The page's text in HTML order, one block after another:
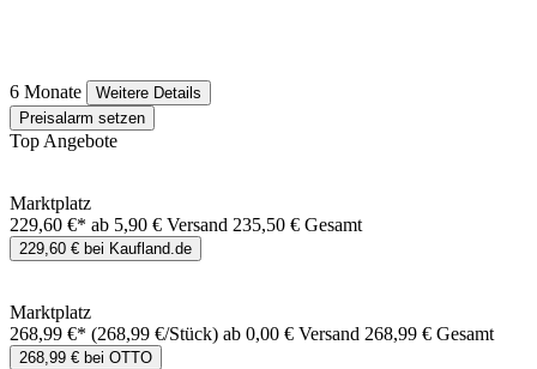
6 Monate
Weitere Details
Preisalarm setzen
Top Angebote
Marktplatz
229,60 €* ab 5,90 € Versand 235,50 € Gesamt
229,60 € bei Kaufland.de
Marktplatz
268,99 €* (268,99 €/Stück) ab 0,00 € Versand 268,99 € Gesamt
268,99 € bei OTTO